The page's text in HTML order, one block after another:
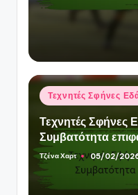
Posted
in
Τεχνητές Σφήνες
Τεχνητές
Συμβατότητα
Posted
by
Τζένα Χαρτ 05/02/